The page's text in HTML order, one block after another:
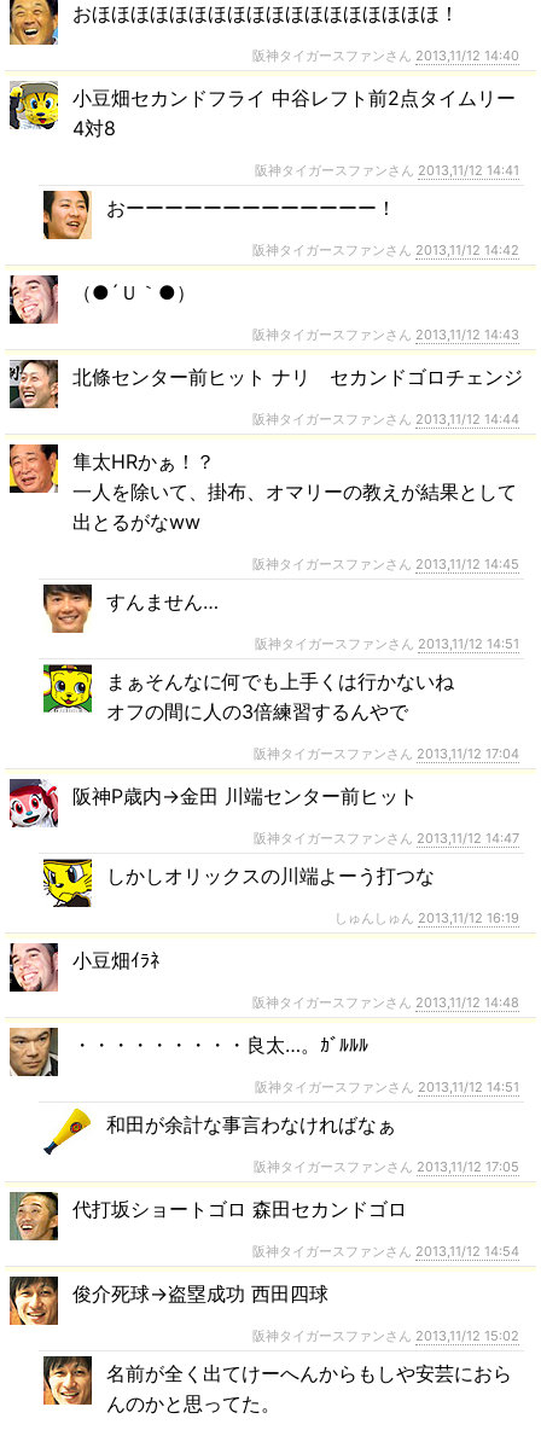
おほほほほほほほほほほほほほほほほほほ！
阪神タイガースファンさん 2013,11/12 14:40
小豆畑セカンドフライ 中谷レフト前2点タイムリー
4対8
阪神タイガースファンさん 2013,11/12 14:41
おーーーーーーーーーーーーー！
阪神タイガースファンさん 2013,11/12 14:42
（●´Ｕ｀●）
阪神タイガースファンさん 2013,11/12 14:43
北條センター前ヒット ナリ セカンドゴロチェンジ
阪神タイガースファンさん 2013,11/12 14:44
隼太HRかぁ！？
一人を除いて、掛布、オマリーの教えが結果として
出とるがなww
阪神タイガースファンさん 2013,11/12 14:45
すんません…
阪神タイガースファンさん 2013,11/12 14:51
まぁそんなに何でも上手くは行かないね
オフの間に人の3倍練習するんやで
阪神タイガースファンさん 2013,11/12 17:04
阪神P歳内→金田 川端センター前ヒット
阪神タイガースファンさん 2013,11/12 14:47
しかしオリックスの川端よーう打つな
しゅんしゅん 2013,11/12 16:19
小豆畑ｲﾗﾈ
阪神タイガースファンさん 2013,11/12 14:48
・・・・・・・・・良太…。ｶﾞﾙﾙﾙ
阪神タイガースファンさん 2013,11/12 14:51
和田が余計な事言わなければなぁ
阪神タイガースファンさん 2013,11/12 17:05
代打坂ショートゴロ 森田セカンドゴロ
阪神タイガースファンさん 2013,11/12 14:54
俊介死球→盗塁成功 西田四球
阪神タイガースファンさん 2013,11/12 15:02
名前が全く出てけーへんからもしや安芸におら
んのかと思ってた。